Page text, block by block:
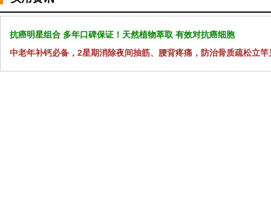
抗癌明星组合 多年口碑保证！天然植物萃取 有效对抗癌细胞
中老年补钙必备，2星期消除夜间抽筋、腰背疼痛，防治骨质疏松立竿